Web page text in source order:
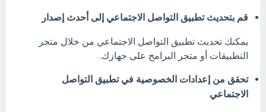
قم بتحديث تطبيق التواصل الاجتماعي إلى أحدث إصدار
يمكنك تحديث تطبيق التواصل الاجتماعي من خلال متجر
التطبيقات أو متجر البرامج على جهازك.
تحقق من إعدادات الخصوصية في تطبيق التواصل
الاجتماعي